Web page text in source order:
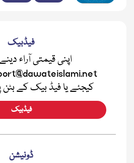
فیڈبیک
اپنی قیمتی آراء
کیجئے یا فیڈ بیک کے
فیڈبیک
ڈونیشن